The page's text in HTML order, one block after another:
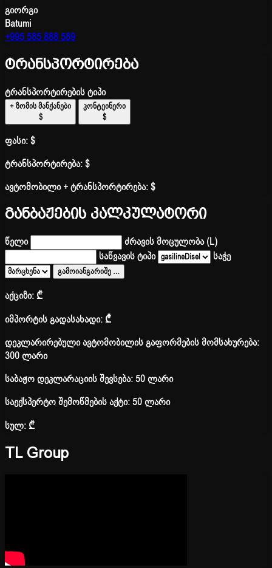
გიორგი
Batumi
+995 585 888 589
ტრანსპორტირება
ტრანსპორტირების ტიპი
+ ზომის მანქანები
$
კონტეინერი
$
ფასი:$
ტრანსპორტირება:$
ავტომობილი + ტრანსპორტირება:$
განბაჟების კალკულატორი
წელი
ძრავის მოცულობა (L)
საწვავის ტიპი
საჭე
გამოიანგარიშე …
აქციზი:₾
იმპორტის გადასახადი:₾
დეკლარირებული ავტომობილის გაფორმების მომსახურება:
300 ლარი
საბაჟო დეკლარაციის შევსება: 50 ლარი
საექსპერტო შემოწმების აქტი: 50 ლარი
სულ:₾
TL Group